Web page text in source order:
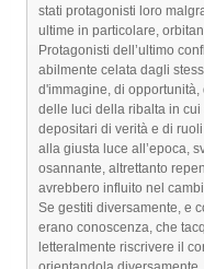
stati protagonisti loro
ultime in particolare,
Protagonisti dell’ultimo
abilmente celata dagli
d'immagine, di
delle luci della ribalta in
depositari di verità e di
alla giusta luce all’epoca,
osannante, altrettanto
avrebbero influito nel
Se gestiti diversamente, e
erano conoscenza, che
letteralmente riscrivere il